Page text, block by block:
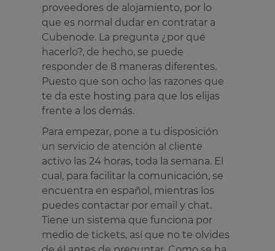
proveedores de alojamiento, por lo
que es normal dudar en contratar a
Cubenode. La pregunta ¿por qué
hacerlo?, de hecho, se puede
responder de 8 maneras diferentes.
Puesto que son ocho las razones que
te da este hosting para que los elijas
frente a los demás.
Para empezar, pone a tu disposición
un servicio de atención al cliente
activo las 24 horas, toda la semana. El
cual, para facilitar la comunicación, se
encuentra en español, mientras los
puedes contactar por email y chat.
Tiene un sistema que funciona por
medio de tickets, así que no te olvides